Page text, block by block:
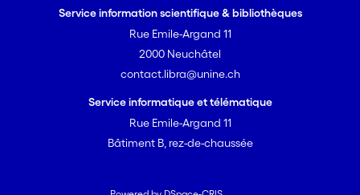
Service information scientifique & bibliothèques
Rue Emile-Argand 11
2000 Neuchâtel
contact.libra@unine.ch
Service informatique et télématique
Rue Emile-Argand 11
Bâtiment B, rez-de-chaussée